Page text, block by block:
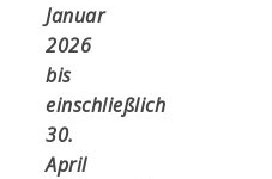
Januar
2026
bis
einschließlich
30.
April